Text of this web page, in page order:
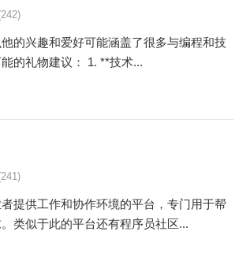
的兴趣和爱好可能涵盖了很多与编程和技
的礼物建议： 1. **技术...
提供工作和协作环境的平台，专门用于帮
类似于此的平台还有程序员社区...